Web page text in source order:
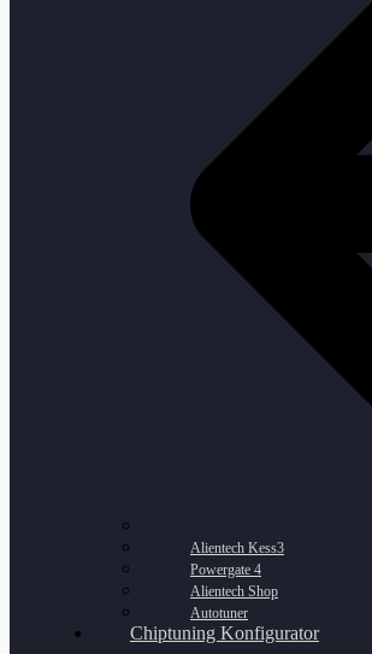
Alientech Kess3
Powergate 4
Alientech Shop
Autotuner
Chiptuning Konfigurator